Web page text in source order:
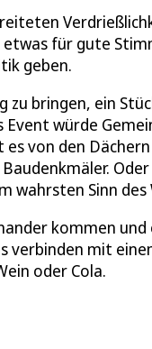
für gute
geben.
bringen, ein
würde
es von den
wahrsten Sinn
kommen
verbinden mit
oder Cola.